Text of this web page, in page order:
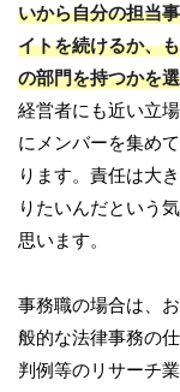
いから自分の担当
イトを続けるか、
の部門を持つかを
経営者にも近い立
にメンバーを集め
ります。責任は大
りたいんだという
思います。
事務職の場合は、
般的な法律事務の
判例等のリサーチ